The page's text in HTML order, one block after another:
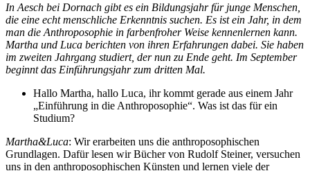
In Aesch bei Dornach gibt es ein Bildungsjahr für junge Menschen,
die eine echt menschliche Erkenntnis suchen. Es ist ein Jahr, in dem
man die Anthroposophie in farbenfroher Weise kennenlernen kann.
Martha und Luca berichten von ihren Erfahrungen dabei. Sie haben
im zweiten Jahrgang studiert, der nun zu Ende geht. Im September
beginnt das Einführungsjahr zum dritten Mal.
Hallo Martha, hallo Luca, ihr kommt gerade aus einem Jahr
„Einführung in die Anthroposophie“. Was ist das für ein
Studium?
Martha&Luca: Wir erarbeiten uns die anthroposophischen
Grundlagen. Dafür lesen wir Bücher von Rudolf Steiner, versuchen
uns in den anthroposophischen Künsten und lernen viele der